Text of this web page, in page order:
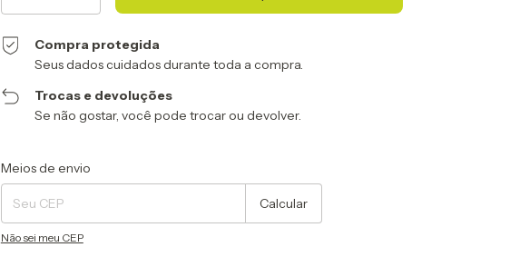
Compra protegida
Seus dados cuidados durante toda a compra.
Trocas e devoluções
Se não gostar, você pode trocar ou devolver.
Entregas para o CEP:
Meios de envio
Calcular
Não sei meu CEP